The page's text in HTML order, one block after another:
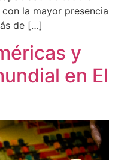
la mayor presencia
de […]
y
en El